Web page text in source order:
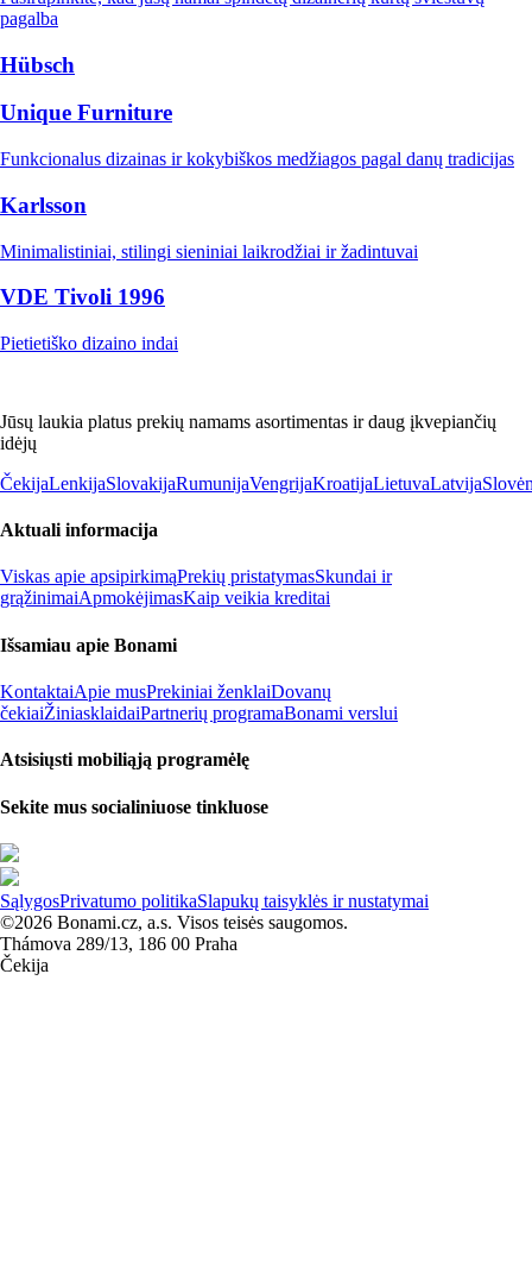
pagalba
Hübsch
Unique Furniture
Funkcionalus dizainas ir kokybiškos medžiagos pagal danų tradicijas
Karlsson
Minimalistiniai, stilingi sieniniai laikrodžiai ir žadintuvai
VDE Tivoli 1996
Pietietiško dizaino indai
Jūsų laukia platus prekių namams asortimentas ir daug įkvepiančių
idėjų
ČekijaLenkijaSlovakijaRumunijaVengrijaKroatijaLietuvaLatvija
Aktuali informacija
Viskas apie apsipirkimąPrekių pristatymasSkundai ir
grąžinimaiApmokėjimasKaip veikia kreditai
Išsamiau apie Bonami
KontaktaiApie musPrekiniai ženklaiDovanų
čekiaiŽiniasklaidaiPartnerių programaBonami verslui
Atsisiųsti mobiliąją programėlę
Sekite mus socialiniuose tinkluose
SąlygosPrivatumo politikaSlapukų taisyklės ir nustatymai
©2026 Bonami.cz, a.s. Visos teisės saugomos.
Thámova 289/13, 186 00 Praha
Čekija